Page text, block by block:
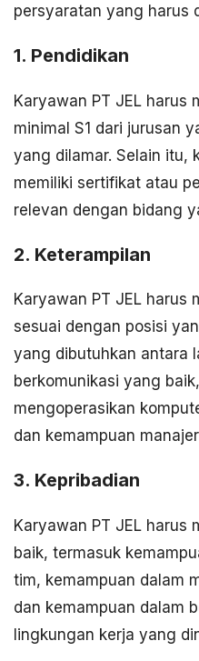
persyaratan yang harus
1. Pendidikan
Karyawan PT JEL harus
minimal S1 dari jurusan
yang dilamar. Selain itu,
memiliki sertifikat atau
relevan dengan bidang
2. Keterampilan
Karyawan PT JEL harus
sesuai dengan posisi
yang dibutuhkan antara
berkomunikasi yang
mengoperasikan
dan kemampuan
3. Kepribadian
Karyawan PT JEL harus
baik, termasuk
tim, kemampuan dalam
dan kemampuan dalam
lingkungan kerja yang